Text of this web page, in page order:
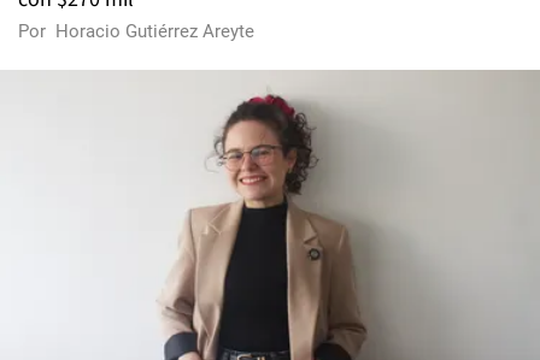
Por Horacio Gutiérrez Areyte